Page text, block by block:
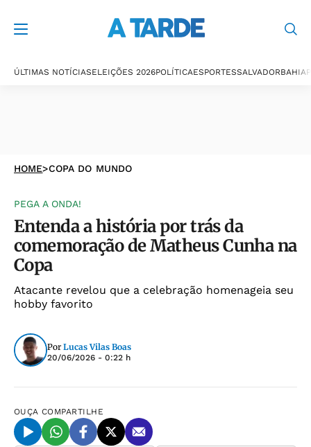
ÚLTIMAS NOTÍCIASELEIÇÕES 2026POLÍTICAESPORTESSALVADORBAHIA
HOME>COPA DO MUNDO
PEGA A ONDA!
Entenda a história por trás da
comemoração de Matheus Cunha na
Copa
Atacante revelou que a celebração homenageia seu
hobby favorito
Por Lucas Vilas Boas
20/06/2026 - 0:22 h
OUÇA COMPARTILHE